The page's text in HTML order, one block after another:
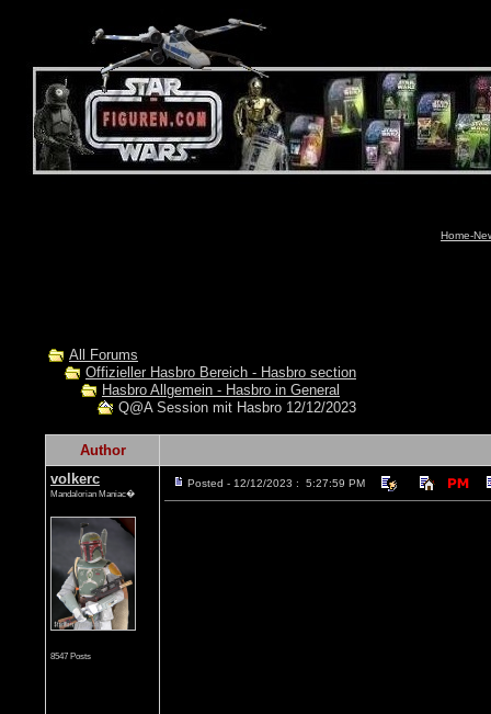
Home-
All Forums
Offizieller Hasbro Bereich - Hasbro section
Hasbro Allgemein - Hasbro in General
Q@A Session mit Hasbro 12/12/2023
Author
volkerc
Mandalorian Maniac�
8547 Posts
Posted - 12/12/2023 : 5:27:59 PM